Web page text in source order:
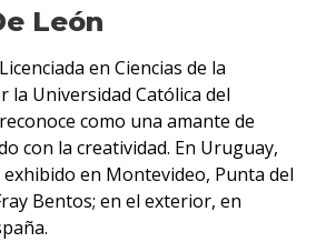
León
en Ciencias de la
la Universidad Católica del
como una amante de
con la creatividad. En Uruguay,
en Montevideo, Punta del
Bentos; en el exterior, en